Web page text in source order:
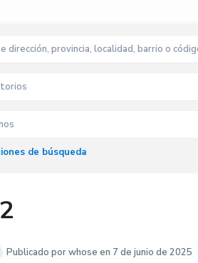
de búsqueda
Publicado por whose en 7 de junio de 2025